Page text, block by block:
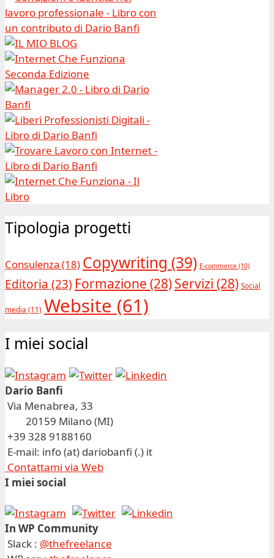
Tipologia progetti
Consulenza (18) Copywriting (39) E-commerce (10)
Editoria (23) Formazione (28)Servizi (28) Social
media (11) Website (61)
I miei social
Dario Banfi
Via Menabrea, 33
20159 Milano (MI)
+39 328 9188160
E-mail: info (at) dariobanfi (.) it
Contattami via Web
I miei social
In WP Community
Slack : @thefreelance